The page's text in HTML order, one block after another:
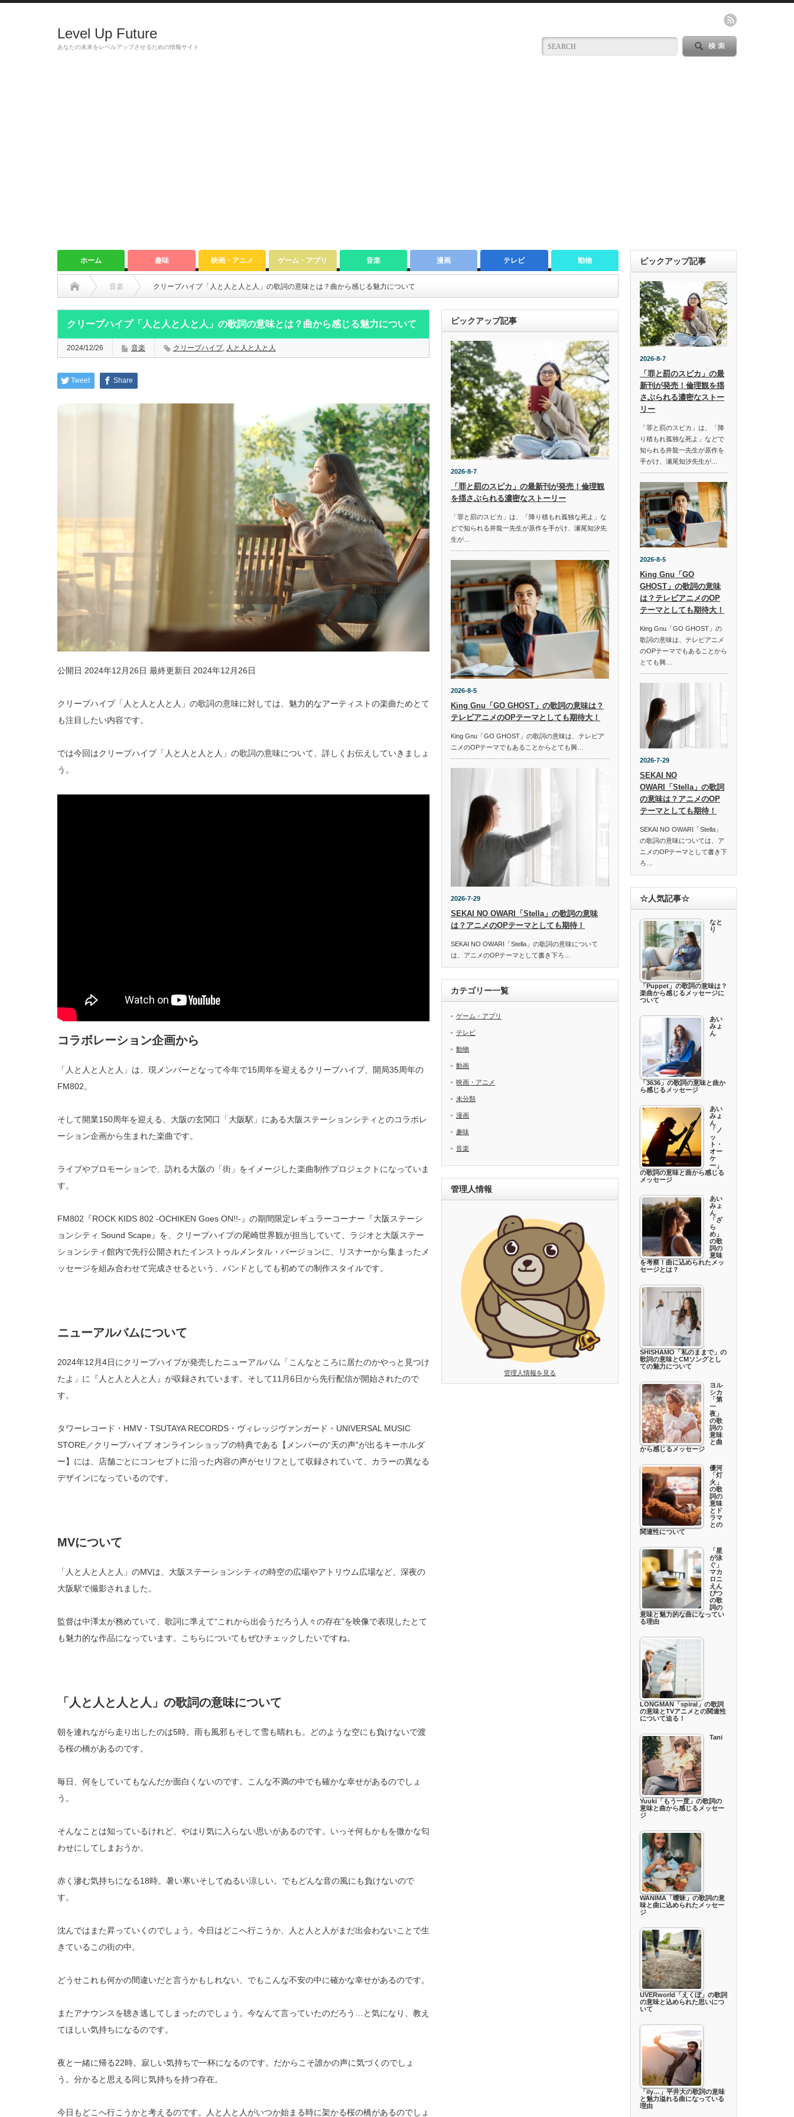
Level Up Future
あなたの未来をレベルアップさせるための情報サイト
ホーム 趣味 映画・アニメ ゲーム・アプリ 音楽 漫画 テレビ 動物
音楽 クリープハイプ「人と人と人と人」の歌詞の意味とは？曲から感じる魅力について
クリープハイプ「人と人と人と人」の歌詞の意味とは？曲から感じる魅力について
2024/12/26 音楽 クリープハイプ, 人と人と人と人
Tweet Share
公開日 2024年12月26日 最終更新日 2024年12月26日
クリープハイプ「人と人と人と人」の歌詞の意味に対しては、魅力的なアーティストの楽曲ためとて
も注目したい内容です。
では今回はクリープハイプ「人と人と人と人」の歌詞の意味について、詳しくお伝えしていきましょ
う。
コラボレーション企画から
「人と人と人と人」は、現メンバーとなって今年で15周年を迎えるクリープハイプ、開局35周年の
FM802。
そして開業150周年を迎える、大阪の玄関口「大阪駅」にある大阪ステーションシティとのコラボレ
ーション企画から生まれた楽曲です。
ライブやプロモーションで、訪れる大阪の「街」をイメージした楽曲制作プロジェクトになっていま
す。
FM802『ROCK KIDS 802 -OCHIKEN Goes ON!!-』の期間限定レギュラーコーナー『大阪ステーシ
ョンシティ Sound Scape』を、クリープハイプの尾崎世界観が担当していて、ラジオと大阪ステー
ションシティ館内で先行公開されたインストゥルメンタル・バージョンに、リスナーから集まったメ
ッセージを組み合わせて完成させるという、バンドとしても初めての制作スタイルです。
ニューアルバムについて
2024年12月4日にクリープハイプが発売したニューアルバム「こんなところに居たのかやっと見つけ
たよ」に『人と人と人と人』が収録されています。そして11月6日から先行配信が開始されたので
す。
タワーレコード・HMV・TSUTAYA RECORDS・ヴィレッジヴァンガード・UNIVERSAL MUSIC
STORE／クリープハイプ オンラインショップの特典である【メンバーの“天の声”が出るキーホルダ
ー】には、店舗ごとにコンセプトに沿った内容の声がセリフとして収録されていて、カラーの異なる
デザインになっているのです。
MVについて
「人と人と人と人」のMVは、大阪ステーションシティの時空の広場やアトリウム広場など、深夜の
大阪駅で撮影されました。
監督は中澤太が務めていて、歌詞に準えて“これから出会うだろう人々の存在”を映像で表現したとて
も魅力的な作品になっています。こちらについてもぜひチェックしたいですね。
「人と人と人と人」の歌詞の意味について
朝を連れながら走り出したのは5時。雨も風邪もそして雪も晴れも。どのような空にも負けないで渡
る桜の橋があるのです。
毎日、何をしていてもなんだか面白くないのです。こんな不満の中でも確かな幸せがあるのでしょ
う。
そんなことは知っているけれど、やはり気に入らない思いがあるのです。いっそ何もかもを微かな匂
わせにしてしまおうか。
赤く滲む気持ちになる18時。暑い寒いそしてぬるい涼しい。でもどんな音の風にも負けないので
す。
沈んではまた昇っていくのでしょう。今日はどこへ行こうか、人と人と人がまだ出会わないことで生
きているこの街の中。
どうせこれも何かの間違いだと言うかもしれない、でもこんな不安の中に確かな幸せがあるのです。
またアナウンスを聴き逃してしまったのでしょう。今なんて言っていたのだろう…と気になり、教え
てほしい気持ちになるのです。
夜と一緒に帰る22時。寂しい気持ちで一杯になるのです。だからこそ誰かの声に気づくのでしょ
う。分かると思える同じ気持ちを持つ存在。
今日もどこへ行こうかと考えるのです。人と人と人がいつか始まる時に架かる桜の橋があるのでしょ
ピックアップ記事
2026-8-7
「罪と罰のスピカ」の最新刊が発売！倫理観
を揺さぶられる濃密なストーリー
「罪と罰のスピカ」は、「降り積もれ孤独な死よ」な
どで知られる井龍一先生が原作を手がけ、瀬尾知汐先
生が…
2026-8-5
King Gnu「GO GHOST」の歌詞の意味は？
テレビアニメのOPテーマとしても期待大！
King Gnu「GO GHOST」の歌詞の意味は、テレビア
ニメのOPテーマでもあることからとても興…
2026-7-29
SEKAI NO OWARI「Stella」の歌詞の意味
は？アニメのOPテーマとしても期待！
SEKAI NO OWARI「Stella」の歌詞の意味について
は、アニメのOPテーマとして書き下ろ…
カテゴリー一覧
ゲーム・アプリ
テレビ
動物
動画
映画・アニメ
未分類
漫画
趣味
音楽
管理人情報
管理人情報を見る
ピックアップ記事
2026-8-7
「罪と罰のスピカ」の最
新刊が発売！倫理観を揺
さぶられる濃密なストー
リー
「罪と罰のスピカ」は、「降
り積もれ孤独な死よ」などで
知られる井龍一先生が原作を
手がけ、瀬尾知汐先生が…
2026-8-5
King Gnu「GO
GHOST」の歌詞の意味
は？テレビアニメのOP
テーマとしても期待大！
King Gnu「GO GHOST」の
歌詞の意味は、テレビアニメ
のOPテーマでもあることから
とても興…
2026-7-29
SEKAI NO
OWARI「Stella」の歌詞
の意味は？アニメのOP
テーマとしても期待！
SEKAI NO OWARI「Stella」
の歌詞の意味については、ア
ニメのOPテーマとして書き下
ろ…
☆人気記事☆
なと
り
「Puppet」の歌詞の意味は？
楽曲から感じるメッセージに
ついて
あい
みょ
ん
「3636」の歌詞の意味と曲か
ら感じるメッセージ
あい
みょ
ん
「ノ
ッ
ト・
オー
ケ
ー」
の歌詞の意味と曲から感じる
メッセージ
あい
みょ
ん
「ざ
ら
め」
の歌
詞の
意味
を考察！曲に込められたメッ
セージとは？
SHISHAMO「私のままで」の
歌詞の意味とCMソングとし
ての魅力について
ヨル
シカ
「第
一
夜」
の歌
詞の
意味
と曲
から感じるメッセージ
優河
「灯
火」
の歌
詞の
意味
とド
ラマ
との
関連性について
「星
が泳
ぐ」
マカ
ロニ
えん
ぴつ
の歌
詞の
意味と魅力的な曲になってい
る理由
LONGMAN「spiral」の歌詞
の意味とTVアニメとの関連性
について迫る！
Tani
Yuuki「もう一度」の歌詞の
意味と曲から感じるメッセー
ジ
WANIMA「曖昧」の歌詞の意
味と曲に込められたメッセー
ジ
UVERworld「えくぼ」の歌詞
の意味と込められた思いにつ
いて
「ily…」平井大の歌詞の意味
と魅力溢れる曲になっている
理由